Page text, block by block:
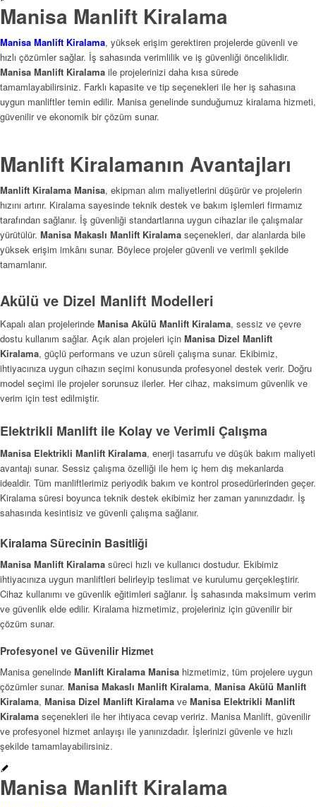
Manisa Manlift Kiralama
Manisa Manlift Kiralama, yüksek erişim gerektiren projelerde güvenli ve
hızlı çözümler sağlar. İş sahasında verimlilik ve iş güvenliği önceliklidir.
Manisa Manlift Kiralama ile projelerinizi daha kısa sürede
tamamlayabilirsiniz. Farklı kapasite ve tip seçenekleri ile her iş sahasına
uygun manliftler temin edilir. Manisa genelinde sunduğumuz kiralama hizmeti,
güvenilir ve ekonomik bir çözüm sunar.
Manlift Kiralamanın Avantajları
Manlift Kiralama Manisa, ekipman alım maliyetlerini düşürür ve projelerin
hızını artırır. Kiralama sayesinde teknik destek ve bakım işlemleri firmamız
tarafından sağlanır. İş güvenliği standartlarına uygun cihazlar ile çalışmalar
yürütülür. Manisa Makaslı Manlift Kiralama seçenekleri, dar alanlarda bile
yüksek erişim imkânı sunar. Böylece projeler güvenli ve verimli şekilde
tamamlanır.
Akülü ve Dizel Manlift Modelleri
Kapalı alan projelerinde Manisa Akülü Manlift Kiralama, sessiz ve çevre
dostu kullanım sağlar. Açık alan projeleri için Manisa Dizel Manlift
Kiralama, güçlü performans ve uzun süreli çalışma sunar. Ekibimiz,
ihtiyacınıza uygun cihazın seçimi konusunda profesyonel destek verir. Doğru
model seçimi ile projeler sorunsuz ilerler. Her cihaz, maksimum güvenlik ve
verim için test edilmiştir.
Elektrikli Manlift ile Kolay ve Verimli Çalışma
Manisa Elektrikli Manlift Kiralama, enerji tasarrufu ve düşük bakım maliyeti
avantajı sunar. Sessiz çalışma özelliği ile hem iç hem dış mekanlarda
idealdir. Tüm manliftlerimiz periyodik bakım ve kontrol prosedürlerinden geçer.
Kiralama süresi boyunca teknik destek ekibimiz her zaman yanınızdadır. İş
sahasında kesintisiz ve güvenli çalışma sağlanır.
Kiralama Sürecinin Basitliği
Manisa Manlift Kiralama süreci hızlı ve kullanıcı dostudur. Ekibimiz
ihtiyacınıza uygun manliftleri belirleyip teslimat ve kurulumu gerçekleştirir.
Cihaz kullanımı ve güvenlik eğitimleri sağlanır. İş sahasında maksimum verim
ve güvenlik elde edilir. Kiralama hizmetimiz, projeleriniz için güvenilir bir
çözüm sunar.
Profesyonel ve Güvenilir Hizmet
Manisa genelinde Manlift Kiralama Manisa hizmetimiz, tüm projelere uygun
çözümler sunar. Manisa Makaslı Manlift Kiralama, Manisa Akülü Manlift
Kiralama, Manisa Dizel Manlift Kiralama ve Manisa Elektrikli Manlift
Kiralama seçenekleri ile her ihtiyaca cevap veririz. Manisa Manlift, güvenilir
ve profesyonel hizmet anlayışı ile yanınızdadır. İşlerinizi güvenle ve hızlı
şekilde tamamlayabilirsiniz.
Manisa Manlift Kiralama